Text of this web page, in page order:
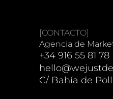
[CONTACTO]
Agencia de
+34 916 55 81 78
C/ Bahía de